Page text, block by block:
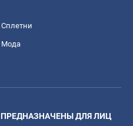
Сплетни
Мода
ДЛЯ ЛИЦ